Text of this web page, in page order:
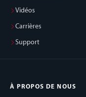
Vidéos
Carrières
Support
À PROPOS DE NOUS